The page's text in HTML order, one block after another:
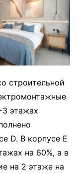
строительной
3 этажах
D. В корпусе Е
на 60%, а в
на 2 этаже на